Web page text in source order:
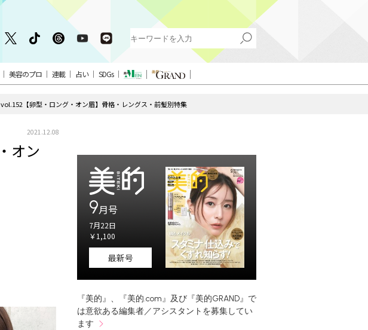
美容のプロ 連載 占い SDGs
【卵型・ロング・オン眉】骨格・レングス・前髪別特集
2021.12.08
オン
9月号
7月22日
￥1,100
最新号
『美的』、『美的.com』及び『美的GRAND』で
は意欲ある編集者／アシスタントを募集してい
ます